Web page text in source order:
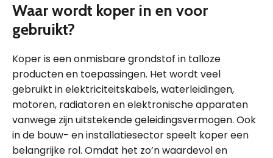
Waar wordt koper in en voor
gebruikt?
Koper is een onmisbare grondstof in talloze
producten en toepassingen. Het wordt veel
gebruikt in elektriciteitskabels, waterleidingen,
motoren, radiatoren en elektronische apparaten
vanwege zijn uitstekende geleidingsvermogen. Ook
in de bouw- en installatiesector speelt koper een
belangrijke rol. Omdat het zo’n waardevol en